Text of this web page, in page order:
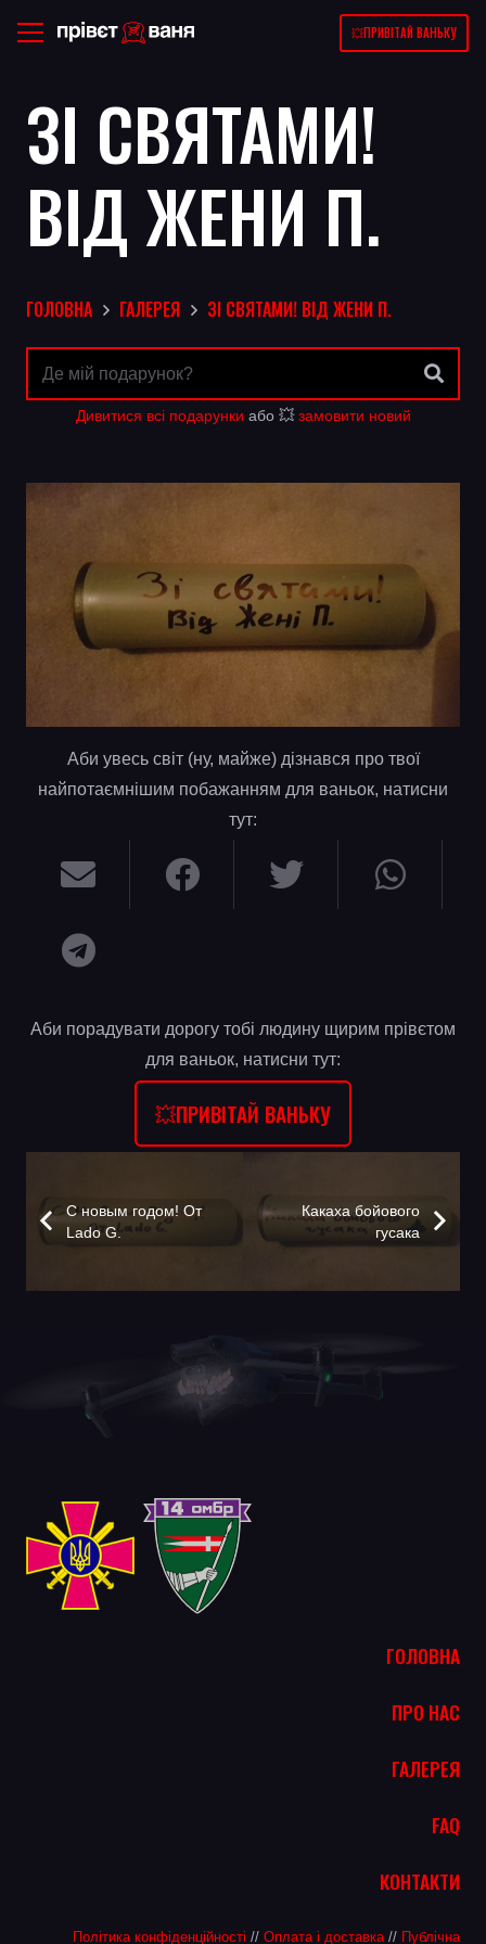
💥ПРИВІТАЙ ВАНЬКУ
ЗІ СВЯТАМИ!
ВІД ЖЕНИ П.
ГОЛОВНА ГАЛЕРЕЯ ЗІ СВЯТАМИ! ВІД ЖЕНИ П.
Дивитися всі подарунки або 💥замовити новий
Аби увесь світ (ну, майже) дізнався про твої
найпотаємнішим побажанням для ваньок, натисни
тут:
Аби порадувати дорогу тобі людину щирим прівєтом
для ваньок, натисни тут:
💥ПРИВІТАЙ ВАНЬКУ
С новым годом! От
Lado G.
Какаха бойового
гусака
ГОЛОВНА
ПРО НАС
ГАЛЕРЕЯ
FAQ
КОНТАКТИ
Політика конфіденційності // Оплата і доставка// Публічна